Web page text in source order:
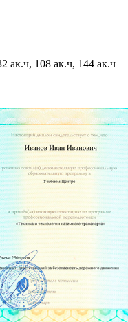
ак.ч, 108 ак.ч, 144 ак.ч